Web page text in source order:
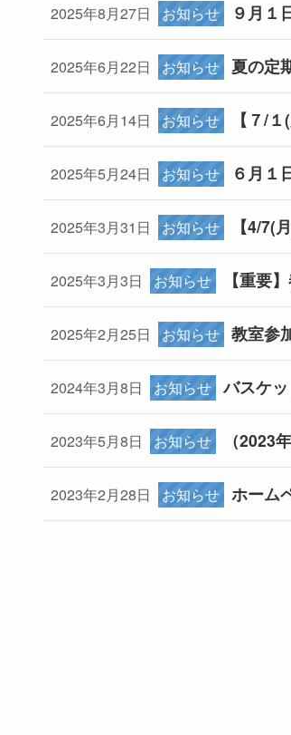
2025年8月27日 お知らせ ９月１
2025年6月22日 お知らせ 夏の定
2025年6月14日 お知らせ 【７/
2025年5月24日 お知らせ ６月１
2025年3月31日 お知らせ 【4/7(
2025年3月3日 お知らせ 【重要
2025年2月25日 お知らせ 教室参
2024年3月8日 お知らせ バスケ
2023年5月8日 お知らせ （2023
2023年2月28日 お知らせ ホーム